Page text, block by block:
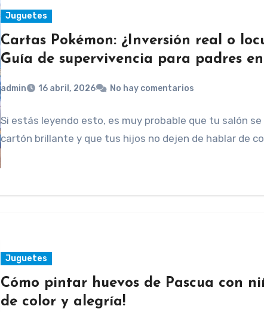
Juguetes
Cartas Pokémon: ¿Inversión real o
Guía de supervivencia para padres
admin 16 abril, 2026 No hay comentarios
Si estás leyendo esto, es muy probable que tu salón
cartón brillante y que tus hijos no dejen de hablar de
Juguetes
Cómo pintar huevos de Pascua con
de color y alegría!